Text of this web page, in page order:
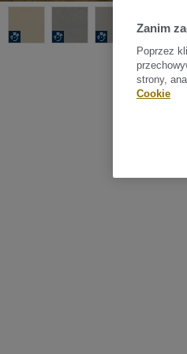
Zanim
Poprzez
strony,
Cookie